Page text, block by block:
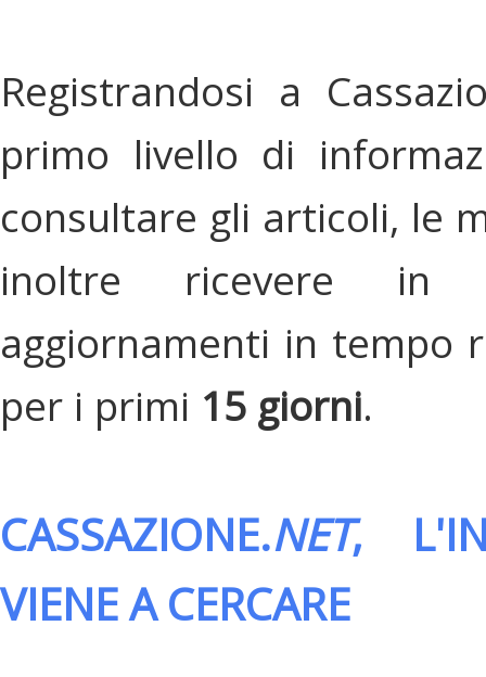
Registrandosi a
primo livello di
consultare gli articoli, le
inoltre ricevere in
aggiornamenti in tempo
per i primi 15 giorni.
CASSAZIONE.NET,
VIENE A CERCARE